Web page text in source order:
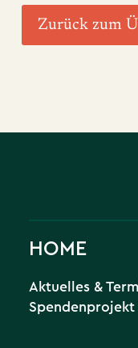
Zurück zum
HOME
Aktuelles &
Spendenprojekt